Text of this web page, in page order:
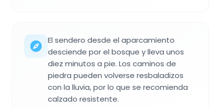
El sendero desde el aparcamiento
desciende por el bosque y lleva unos
diez minutos a pie. Los caminos de
piedra pueden volverse resbaladizos
con la lluvia, por lo que se recomienda
calzado resistente.